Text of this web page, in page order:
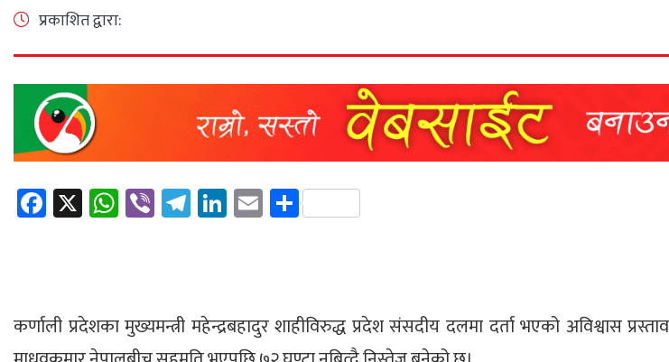
प्रकाशित द्वारा:
Facebook
X WhatsApp
ViberTelegram
LinkedIn
EmailShare
कर्णाली प्रदेशका मुख्यमन्त्री महेन्द्रबहादुर शाहीविरुद्ध प्रदेश संसदीय दलमा दर्ता भएको अविश्वास